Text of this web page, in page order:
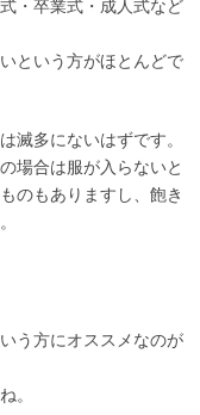
・卒業式・成人式など
という方がほとんどで
滅多にないはずです。
場合は服が入らないと
のもありますし、飽き
う方にオススメなのが
。